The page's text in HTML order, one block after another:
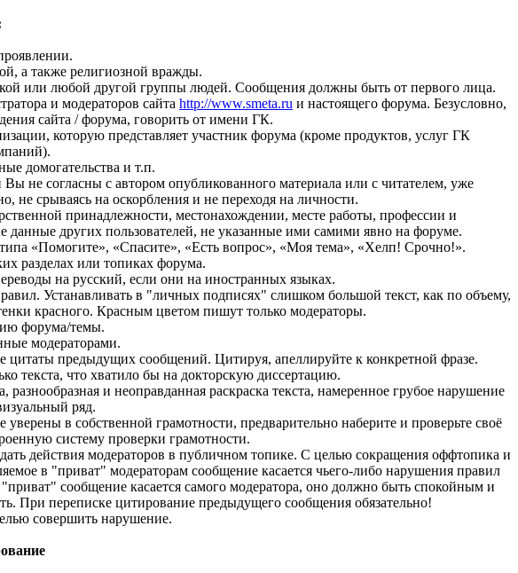
а также религиозной вражды.
или любой другой группы людей. Сообщения должны быть от первого лица.
и модераторов сайта http://www.smeta.ru и настоящего форума. Безусловно,
сайта / форума, говорить от имени ГК.
которую представляет участник форума (кроме продуктов, услуг ГК
домогательства и т.п.
не согласны с автором опубликованного материала или с читателем, уже
не срываясь на оскорбления и не переходя на личности.
принадлежности, местонахождении, месте работы, профессии и
других пользователей, не указанные ими самими явно на форуме.
«Помогите», «Спасите», «Есть вопрос», «Моя тема», «Хелп! Срочно!».
разделах или топиках форума.
на русский, если они на иностранных языках.
Устанавливать в "личных подписях" слишком большой текст, как по объему,
красного. Красным цветом пишут только модераторы.
форума/темы.
модераторами.
предыдущих сообщений. Цитируя, апеллируйте к конкретной фразе.
текста, что хватило бы на докторскую диссертацию.
и неоправданная раскраска текста, намеренное грубое нарушение
ряд.
в собственной грамотности, предварительно наберите и проверьте своё
систему проверки грамотности.
действия модераторов в публичном топике. С целью сокращения оффтопика и
в "приват" модераторам сообщение касается чьего-либо нарушения правил
сообщение касается самого модератора, оно должно быть спокойным и
При переписке цитирование предыдущего сообщения обязательно!
совершить нарушение.